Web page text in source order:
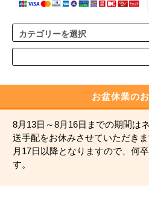
お盆休業の
8月13日～8月16日までの期間は
送手配をお休みさせていただき
月17日以降となりますので、何
す。